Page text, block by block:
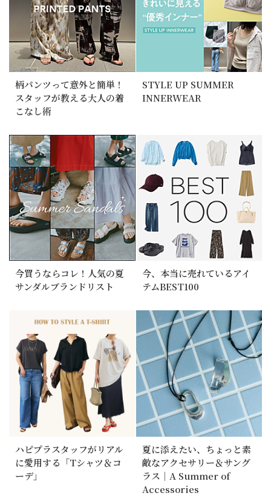
柄パンツって意外と簡単！
スタッフが教える大人の着
こなし術
STYLE UP SUMMER
INNERWEAR
今買うならコレ！人気の夏
サンダルブランドリスト
今、本当に売れているアイ
テムBEST100
ハピプラスタッフがリアル
に愛用する「Tシャツ＆コ
ーデ」
夏に添えたい、ちょっと素
敵なアクセサリー＆サング
ラス｜A Summer of
Accessories